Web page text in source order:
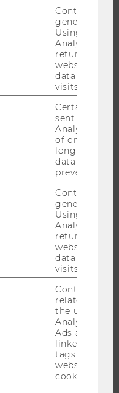
Contains a
generated
Using this
Analytics can
returning
website and
data from
visits.
Certain data
sent to
Analytics a
of once per
long as it is
data
prevented.
Contains a
generated
Using this
Analytics can
returning
website and
data from
visits.
Contains
related
the user. If
Analytics and
Ads accounts
linked, the
tags on the
website read
cookie.